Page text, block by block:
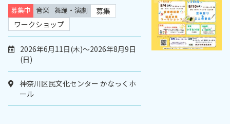
募集中 音楽 舞踊・演劇
募集
ワークショップ
2026年6月11日(木)～2026年8月9日
(日)
神奈川区民文化センター かなっくホ
ール